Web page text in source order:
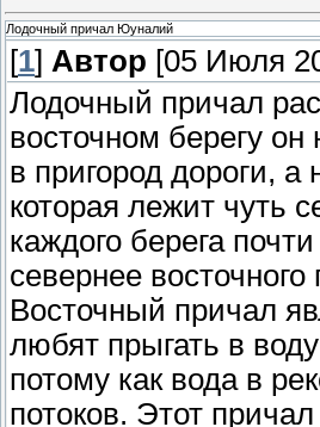
Лодочный причал Юуналий
[1] Автор [05 Июля
Лодочный причал
восточном берегу
в пригород дороги,
которая лежит чуть
каждого берега
севернее восточного
Восточный причал
любят прыгать в
потому как вода в
потоков. Этот